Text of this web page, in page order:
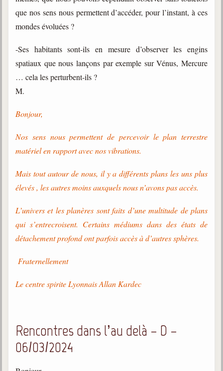
que nos sens nous permettent d’accéder, pour l’instant, à ces
mondes évoluées ?
-Ses habitants sont-ils en mesure d’observer les engins
spatiaux que nous lançons par exemple sur Vénus, Mercure
… cela les perturbent-ils ?
M.
Bonjour,
Nos sens nous permettent de percevoir le plan terrestre
matériel en rapport avec nos vibrations.
Mais tout autour de nous, il y a différents plans les uns plus
élevés , les autres moins auxquels nous n’avons pas accès.
L’univers et les planères sont faits d’une multitude de plans
qui s’entrecroisent. Certains médiums dans des états de
détachement profond ont parfois accès à d’autres sphères.
Fraternellement
Le centre spirite Lyonnais Allan Kardec
Rencontres dans l’au delà – D –
06/03/2024